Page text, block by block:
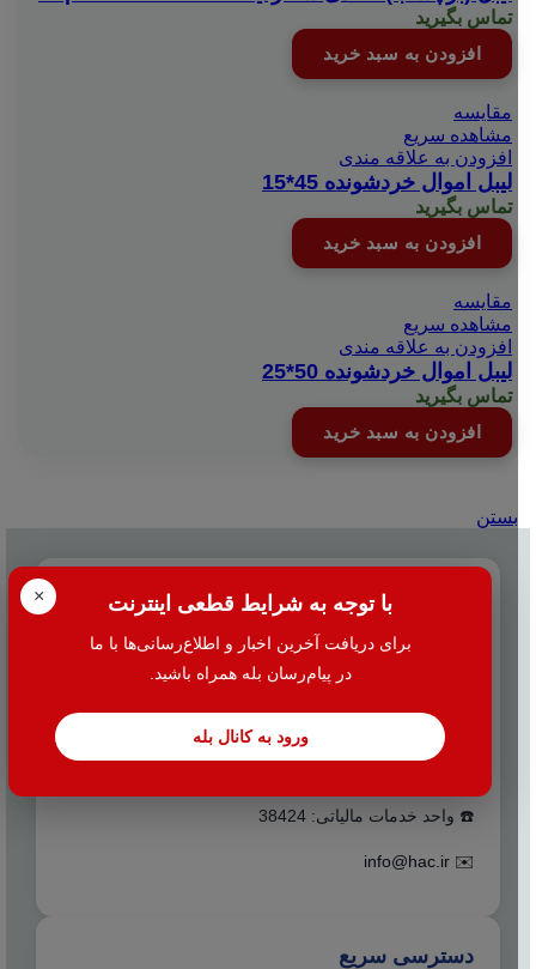
× با توجه به شرایط قطعی اینترنت
برای دریافت آخرین اخبار و اطلاع‌رسانی‌ها با ما
در پیام‌رسان بله همراه باشید.
ورود به کانال بله
تماس بگیرید
افزودن به سبد خرید
مقایسه
مشاهده سریع
افزودن به علاقه مندی
لیبل اموال خردشونده 45*15
تماس بگیرید
افزودن به سبد خرید
مقایسه
مشاهده سریع
افزودن به علاقه مندی
لیبل اموال خردشونده 50*25
تماس بگیرید
افزودن به سبد خرید
بستن
تماس با ما
نظامیه پلاک ۱۰۰ طبقه اول واحد ۲
☎️ واحد خدمات مالیاتی: 38424
✉️
info@hac.ir
دسترسی سریع